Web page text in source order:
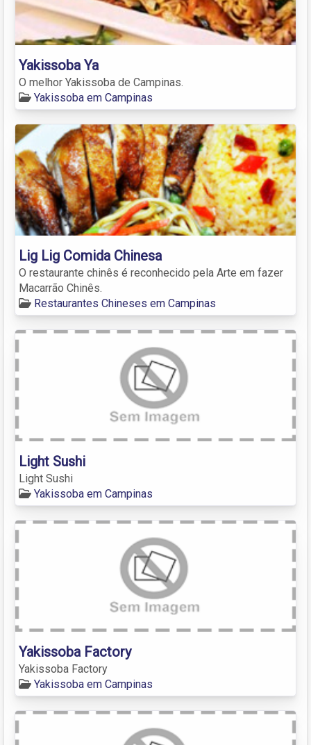
Yakissoba Ya
O melhor Yakissoba de Campinas.
Yakissoba em Campinas
Lig Lig Comida Chinesa
O restaurante chinês é reconhecido pela Arte em fazer
Macarrão Chinês.
Restaurantes Chineses em Campinas
Light Sushi
Light Sushi
Yakissoba em Campinas
Yakissoba Factory
Yakissoba Factory
Yakissoba em Campinas